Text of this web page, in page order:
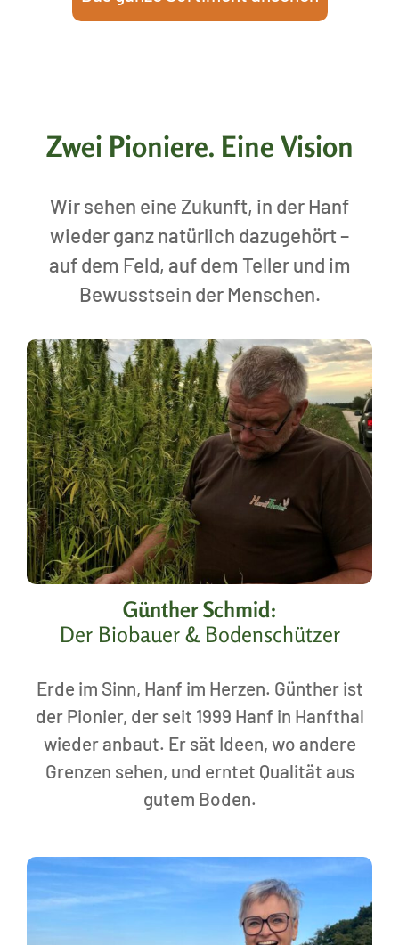
Zwei Pioniere. Eine Vision
Wir sehen eine Zukunft, in der Hanf
wieder ganz natürlich dazugehört –
auf dem Feld, auf dem Teller und im
Bewusstsein der Menschen.
Günther Schmid:
Der Biobauer & Bodenschützer
Erde im Sinn, Hanf im Herzen. Günther ist
der Pionier, der seit 1999 Hanf in Hanfthal
wieder anbaut. Er sät Ideen, wo andere
Grenzen sehen, und erntet Qualität aus
gutem Boden.